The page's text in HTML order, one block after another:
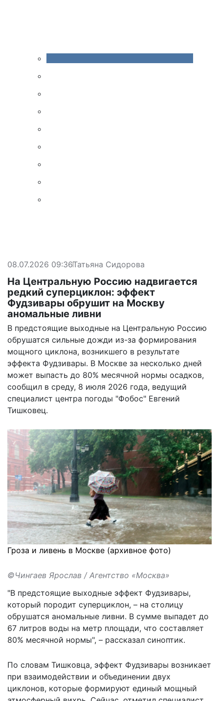
08.07.2026 09:36Татьяна Сидорова
На Центральную Россию надвигается
редкий суперциклон: эффект
Фудзивары обрушит на Москву
аномальные ливни
В предстоящие выходные на Центральную Россию
обрушатся сильные дожди из-за формирования
мощного циклона, возникшего в результате
эффекта Фудзивары. В Москве за несколько дней
может выпасть до 80% месячной нормы осадков,
сообщил в среду, 8 июля 2026 года, ведущий
специалист центра погоды "Фобос" Евгений
Тишковец.
Гроза и ливень в Москве (архивное фото)
©Чингаев Ярослав / Агентство «Москва»
"В предстоящие выходные эффект Фудзивары,
который породит суперциклон, – на столицу
обрушатся аномальные ливни. В сумме выпадет до
67 литров воды на метр площади, что составляет
80% месячной нормы", – рассказал синоптик.
По словам Тишковца, эффект Фудзивары возникает
при взаимодействии и объединении двух
циклонов, которые формируют единый мощный